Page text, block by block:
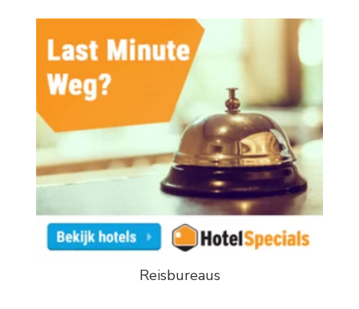
Reisbureaus